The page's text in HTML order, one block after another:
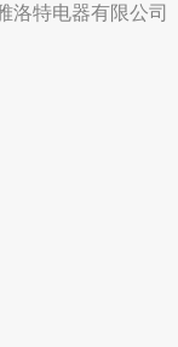
洛特电器有限公司